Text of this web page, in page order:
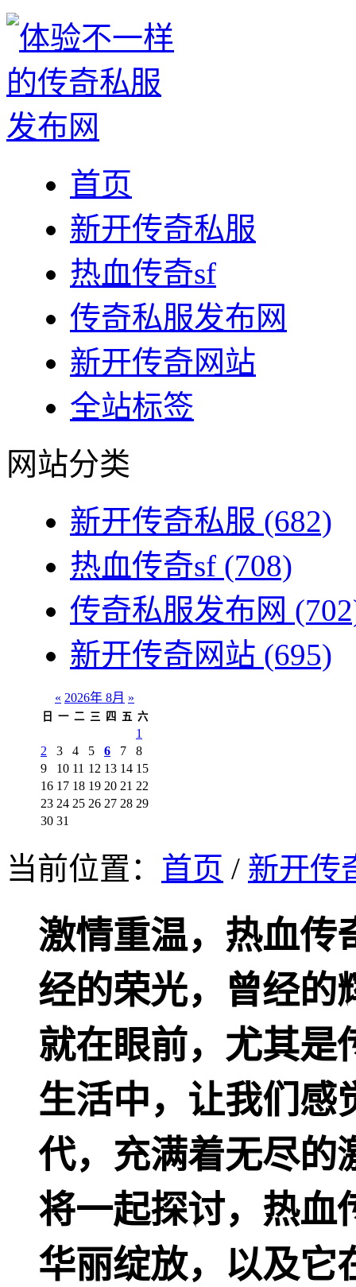
首页
新开传奇私服
热血传奇sf
传奇私服发布网
新开传奇网站
全站标签
网站分类
新开传奇私服 (682)
热血传奇sf (708)
传奇私服发布网
新开传奇网站 (695)
« 2026年 8月 »
日 一 二 三 四 五 六
1
2
3 4 5 6 7
8
9
10 11 12 13 14 15
16 17 18 19 20 21 22
23 24 25 26 27 28 29
30 31
当前位置： 首页 / 新开传
激情重温，热血传
经的荣光，曾经的
就在眼前，尤其是
生活中，让我们感
代，充满着无尽的
将一起探讨，热血
华丽绽放，以及它